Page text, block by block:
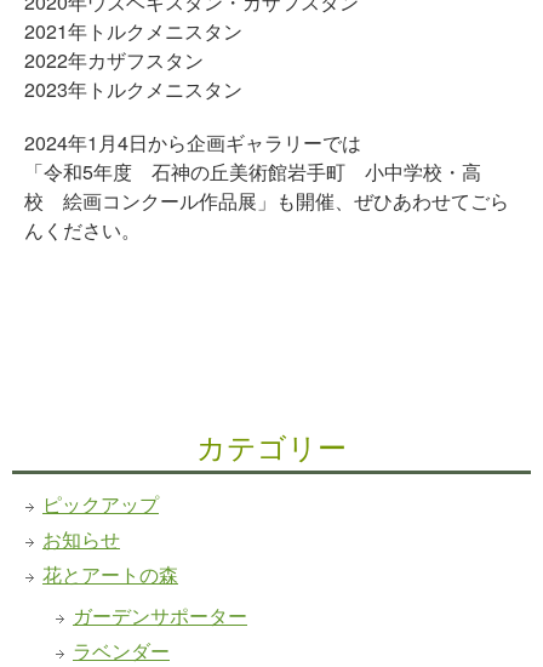
2021年トルクメニスタン
2022年カザフスタン
2023年トルクメニスタン
2024年1月4日から企画ギャラリーでは
「令和5年度 石神の丘美術館岩手町 小中学校・高
校 絵画コンクール作品展」も開催、ぜひあわせてごら
んください。
カテゴリー
ピックアップ
お知らせ
花とアートの森
ガーデンサポーター
ラベンダー